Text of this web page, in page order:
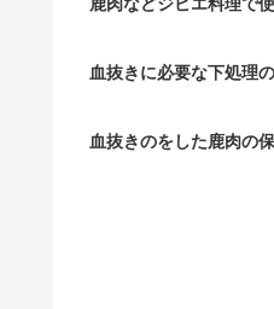
血抜きに必要な下処理の
血抜きのをした鹿肉の